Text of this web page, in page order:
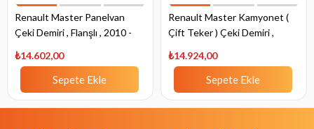
Renault Master Panelvan
Çeki Demiri , Flanşlı , 2010 -
₺14.602,00
Sepete Ekle
Renault Master Kamyonet (
Çift Teker ) Çeki Demiri ,
₺14.924,00
Sepete Ekle